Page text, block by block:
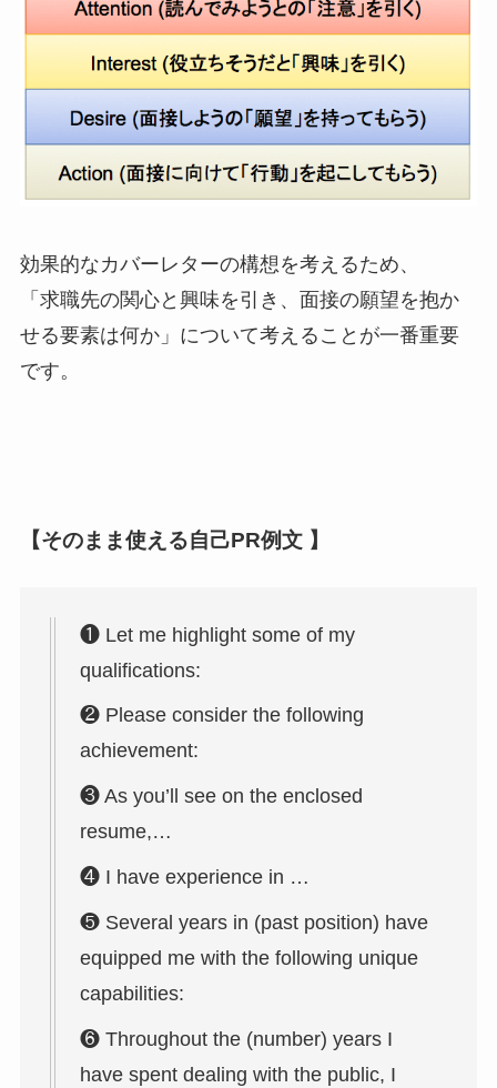
効果的なカバーレターの構想を考えるため、
「求職先の関心と興味を引き、面接の願望を抱か
せる要素は何か」について考えることが一番重要
です。
【そのまま使える自己PR例文 】
❶ Let me highlight some of my
qualifications:
❷ Please consider the following
achievement:
❸ As you’ll see on the enclosed
resume,…
❹ I have experience in …
❺ Several years in (past position) have
equipped me with the following unique
capabilities:
❻ Throughout the (number) years I
have spent dealing with the public, I